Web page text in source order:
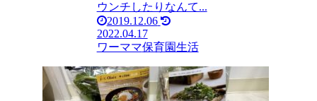
ウンチしたりなんて...
2019.12.06
2022.04.17
ワーママ保育園生活